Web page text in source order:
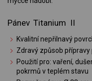
Pánev Titanium II
Kvalitní nepřilnavý
Zdravý způsob přípravy
Použití pro: vaření,
pokrmů v teplém stavu